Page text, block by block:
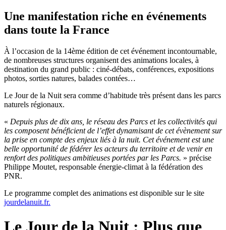
Une manifestation riche en événements
dans toute la France
À l’occasion de la 14ème édition de cet événement incontournable,
de nombreuses structures organisent des animations locales, à
destination du grand public : ciné-débats, conférences, expositions
photos, sorties natures, balades contées…
Le Jour de la Nuit sera comme d’habitude très présent dans les parcs
naturels régionaux.
« Depuis plus de dix ans, le réseau des Parcs et les collectivités qui
les composent bénéficient de l’effet dynamisant de cet évènement sur
la prise en compte des enjeux liés à la nuit. Cet événement est une
belle opportunité de fédérer les acteurs du territoire et de venir en
renfort des politiques ambitieuses portées par les Parcs. » précise
Philippe Moutet, responsable énergie-climat à la fédération des
PNR.
Le programme complet des animations est disponible sur le site
jourdelanuit.fr.